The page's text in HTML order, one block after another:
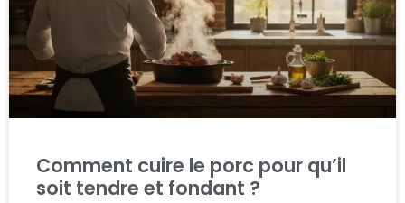
Comment cuire le porc pour qu’il
soit tendre et fondant ?